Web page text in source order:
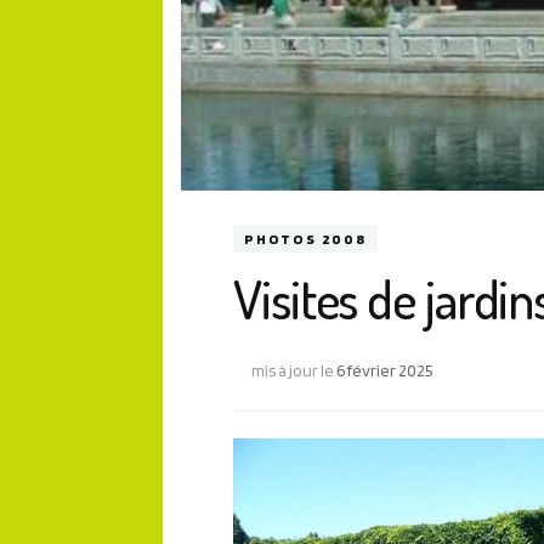
PHOTOS 2008
Visites de
mis à jour le 6 février 2025